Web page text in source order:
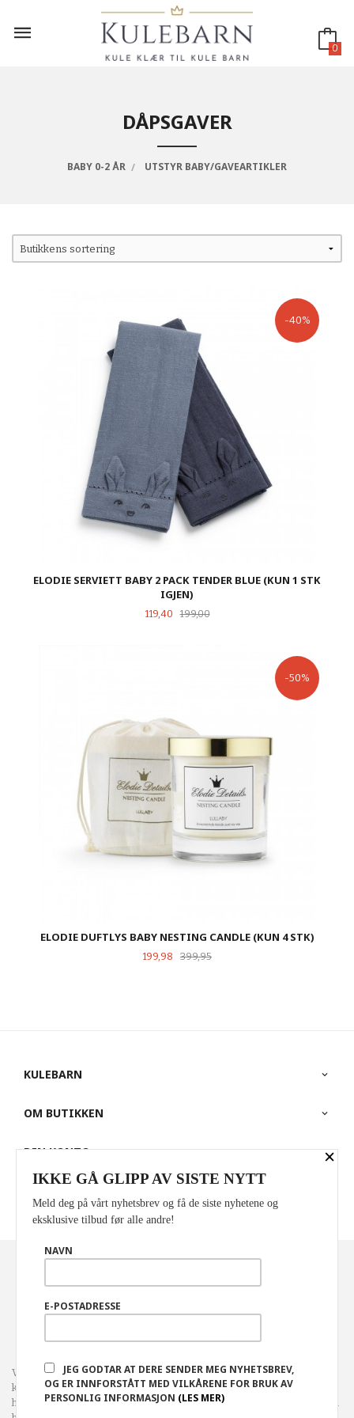
innholdet
0
DÅPSGAVER
BABY 0-2 ÅR UTSTYR BABY/GAVEARTIKLER
ELODIE SERVIETT BABY 2 PACK TENDER BLUE (KUN 1 STK
IGJEN)
Tilbud
119,40 199,00Rabatt
-40%
ELODIE DUFTLYS BABY NESTING CANDLE (KUN 4 STK)
Tilbud
199,98 399,95Rabatt
-50%
KULEBARN
OM BUTIKKEN
DIN KONTO
FRAKT KJØPSBETINGELSER
Vår nettbutikk bruker cookies slik at du får en bedre
kjøpsopplevelse og vi kan yte deg bedre service. Vi bruker cookies
hovedsaklig til å lagre innloggingsdetaljer og huske hva du har puttet i
×
IKKE GÅ GLIPP AV SISTE NYTT
Meld deg på vårt nyhetsbrev og få de siste nyhetene og
eksklusive tilbud før alle andre!
NAVN
E-POSTADRESSE
JEG GODTAR AT DERE SENDER MEG NYHETSBREV,
OG ER INNFORSTÅTT MED VILKÅRENE FOR BRUK AV
PERSONLIG INFORMASJON (LES MER)